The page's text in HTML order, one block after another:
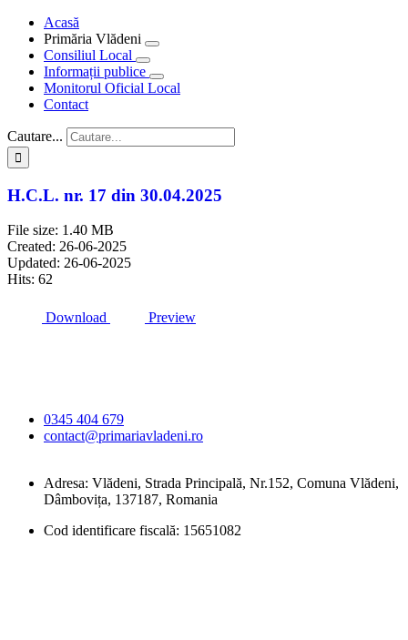
Acasă
Primăria Vlădeni
Consiliul Local
Informații publice
Monitorul Oficial Local
Contact
Cautare...
H.C.L. nr. 17 din 30.04.2025
File size: 1.40 MB
Created: 26-06-2025
Updated: 26-06-2025
Hits: 62
Download Preview
0345 404 679
contact@primariavladeni.ro
Adresa: Vlădeni, Strada Principală, Nr.152, Comuna Vlădeni,
Dâmbovița, 137187, Romania
Cod identificare fiscală: 15651082